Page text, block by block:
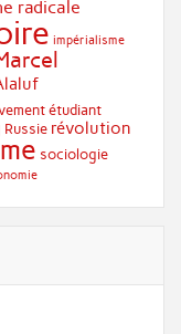
radicale
impérialisme
étudiant
Russie révolution
sociologie